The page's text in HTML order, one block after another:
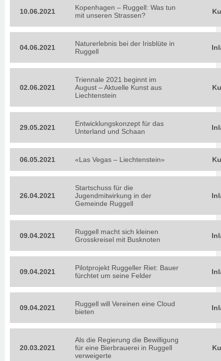
10.06.2021
Kopenhagen – Ruggell: Was tun
mit unseren Strassen?
04.06.2021
Naturerlebnis bei der Irisblüte in
Ruggell
02.06.2021
Triennale 2021 beginnt im
August – Aktuelle Kunst aus
Liechtenstein
29.05.2021
Entwicklungskonzept für das
Unterland und Schaan
06.05.2021 «Las Vegas – Liechtenstein»
26.04.2021
Startschuss für die
Jugendmitwirkung in der
Gemeinde Ruggell
09.04.2021
Ruggell macht sich kleinen
Grosskreisel mit Busknoten
09.04.2021
Pilotprojekt Ruggeller Riet: Bauer
fürchtet um seine Felder
09.04.2021
Ruggell will Vereinen eine Cloud
bieten
20.03.2021
Als die Regierung die Bewilligung
für eine Bierbrauerei in Ruggell
verweigerte